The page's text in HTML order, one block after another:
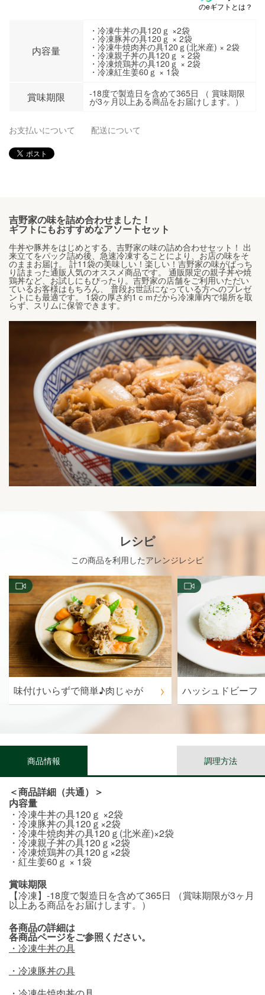
のeギフトとは？
内容量
・冷凍牛丼の具120ｇ ×2袋
・冷凍豚丼の具120ｇ × 2袋
・冷凍牛焼肉丼の具120ｇ(北米産) × 2袋
・冷凍親子丼の具120ｇ × 2袋
・冷凍焼鶏丼の具120ｇ × 2袋
・冷凍紅生姜60ｇ × 1袋
賞味期限 -18度で製造日を含めて365日 （ 賞味期限
が3ヶ月以上ある商品をお届けします。）
お支払いについて 配送について
吉野家の味を詰め合わせました！
ギフトにもおすすめなアソートセット
牛丼や豚丼をはじめとする、吉野家の味の詰め合わせセット！ 出
来立てをパック詰め後、急速冷凍することにより、お店の味をそ
のままお届け。 計11袋の美味しい！楽しい！吉野家の味がばっち
り詰まった通販人気のオススメ商品です。 通販限定の親子丼や焼
鶏丼など、お試しにもぴったり。吉野家の店舗をご利用いただい
ているお客様はもちろん、 普段お世話になっている方へのプレゼ
ントにも最適です。 1袋の厚さ約1ｃｍだから冷凍庫内で場所を取
らず、スリムに保管できます。
レシピ
この商品を利用したアレンジレシピ
味付けいらずで簡単♪肉じゃが ハッシュドビーフ
商品情報 調理方法
＜商品詳細（共通）＞
内容量
・冷凍牛丼の具120ｇ ×2袋
・冷凍豚丼の具120ｇ×2袋
・冷凍牛焼肉丼の具120ｇ(北米産)×2袋
・冷凍親子丼の具120ｇ×2袋
・冷凍焼鶏丼の具120ｇ×2袋
・紅生姜60ｇ × 1袋
賞味期限
【冷凍】-18度で製造日を含めて365日 （賞味期限が3ヶ月
以上ある商品をお届けします。）
各商品の詳細は
各商品ページをご参照ください。
・冷凍牛丼の具
・冷凍豚丼の具